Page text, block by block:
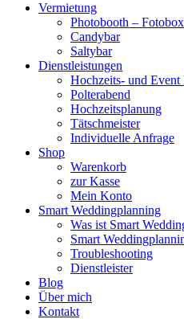
Vermietung
Photobooth –
Candybar
Saltybar
Dienstleistungen
Hochzeits- und Event
Polterabend
Hochzeitsplanung
Tätschmeister
Individuelle Anfrage
Shop
Warenkorb
zur Kasse
Mein Konto
Smart Weddingplanning
Was ist Smart
Smart
Troubleshooting
Dienstleister
Blog
Über mich
Kontakt